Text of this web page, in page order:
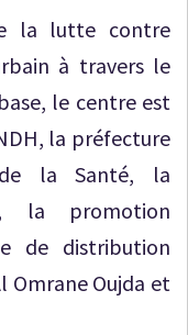
la lutte contre
à travers le
le centre est
la préfecture
de la Santé, la
la promotion
de distribution
Omrane Oujda et